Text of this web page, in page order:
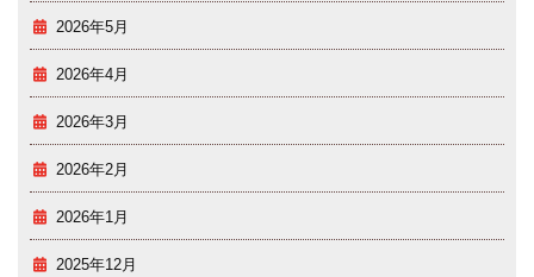
2026年5月
2026年4月
2026年3月
2026年2月
2026年1月
2025年12月